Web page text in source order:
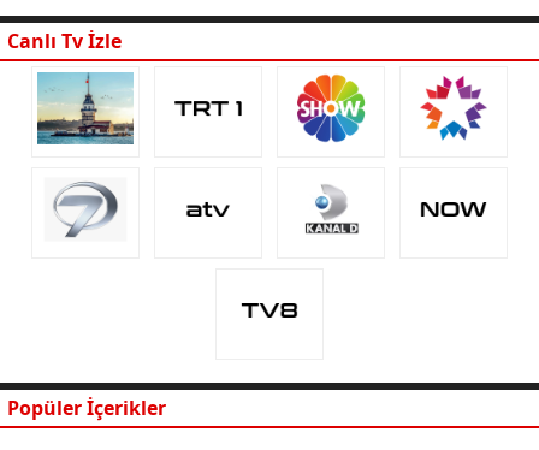
Canlı Tv İzle
Popüler İçerikler